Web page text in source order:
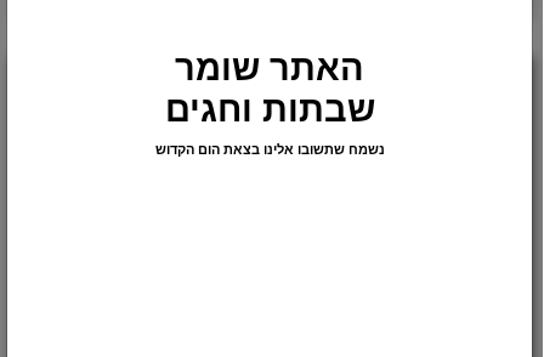
האתר שומר
שבתות וחגים
נשמח שתשובו אלינו בצאת הום הקדוש